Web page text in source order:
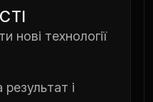
нові технології
і